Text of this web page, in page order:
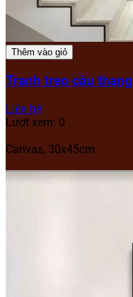
Thêm vào giỏ
Tranh treo cầu
Liên hệ
Lượt xem: 0
Canvas, 30x45cm